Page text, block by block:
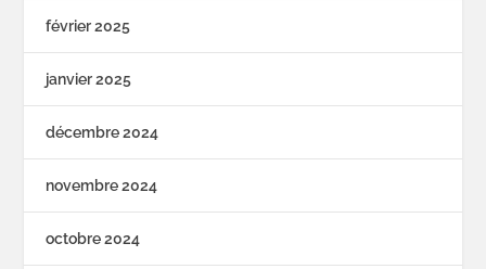
février 2025
janvier 2025
décembre 2024
novembre 2024
octobre 2024